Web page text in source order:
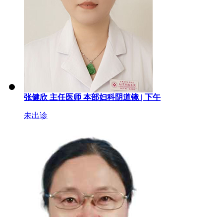
张健欣 主任医师 本部妇科阴道镜 | 下午
未出诊